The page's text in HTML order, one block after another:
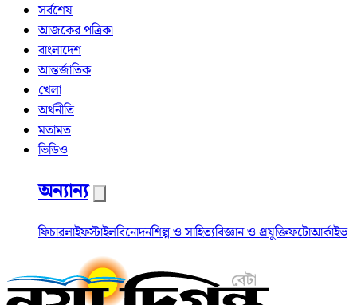
সর্বশেষ
আজকের পত্রিকা
বাংলাদেশ
আন্তর্জাতিক
খেলা
অর্থনীতি
মতামত
ভিডিও
অন্যান্য
ফিচারলাইফস্টাইলবিনোদনশিল্প ও সাহিত্যবিজ্ঞান ও প্রযুক্তিফটোআর্কাইভ